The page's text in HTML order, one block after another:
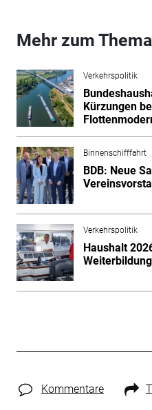
Mehr zum
Verkehrspolitik
Kürzungen
Binnenschifffahrt
BDB: Neue
Verkehrspolitik
Haushalt
Kommentare